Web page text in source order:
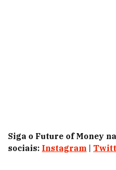
Siga o Future of Money
sociais: Instagram